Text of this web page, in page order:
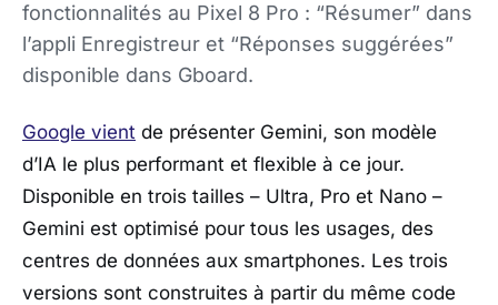
fonctionnalités au Pixel 8 Pro : “Résumer” dans
l’appli Enregistreur et “Réponses suggérées”
disponible dans Gboard.
Google vient de présenter Gemini, son modèle
d’IA le plus performant et flexible à ce jour.
Disponible en trois tailles – Ultra, Pro et Nano –
Gemini est optimisé pour tous les usages, des
centres de données aux smartphones. Les trois
versions sont construites à partir du même code